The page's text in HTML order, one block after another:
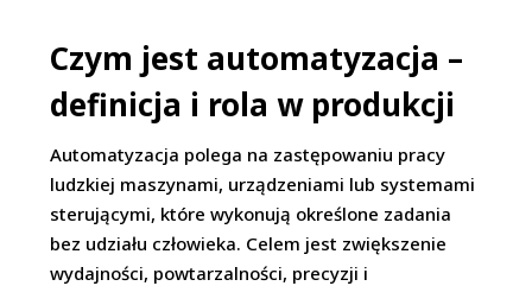
Czym jest automatyzacja –
definicja i rola w produkcji
Automatyzacja polega na zastępowaniu pracy
ludzkiej maszynami, urządzeniami lub systemami
sterującymi, które wykonują określone zadania
bez udziału człowieka. Celem jest zwiększenie
wydajności, powtarzalności, precyzji i